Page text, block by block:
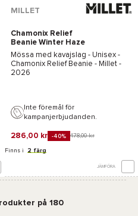
MILLET
Chamonix Relief
Beanie Winter Haze
Mössa med kavajslag - Unisex -
Chamonix Relief Beanie - Millet -
2026
Inte föremål för
kampanjerbjudanden.
286,00 kr -40% 478,00 kr
Finns i 2 färg
JÄMFÖRA
på 180